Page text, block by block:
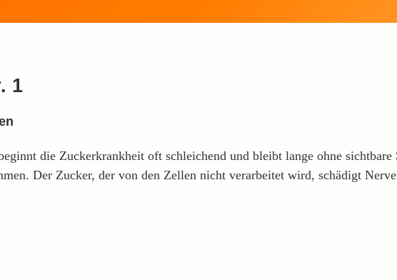
1
die Zuckerkrankheit oft schleichend und bleibt lange ohne
Der Zucker, der von den Zellen nicht verarbeitet wird, schädigt